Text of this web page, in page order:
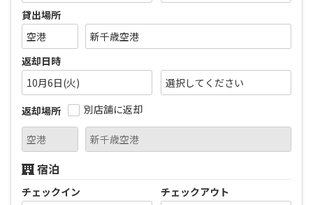
貸出場所
返却日時
10月6日(火)
返却場所
別店舗に返却
宿泊
チェックイン
チェックアウト